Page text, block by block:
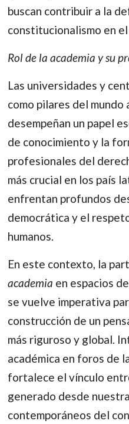
buscan contribuir a la
constitucionalismo en
Rol de la academia y su
Las universidades y
como pilares del mundo
desempeñan un papel
de conocimiento y la
profesionales del
más crucial en los país
enfrentan profundos
democrática y el
humanos.
En este contexto, la
academia en espacios
se vuelve imperativa
construcción de un
más riguroso y global.
académica en foros de
fortalece el vínculo
generado desde
contemporáneos del